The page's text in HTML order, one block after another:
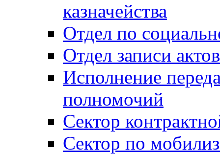
казначейства
Отдел по
Отдел записи
Исполнение
полномочий
Сектор
Сектор по